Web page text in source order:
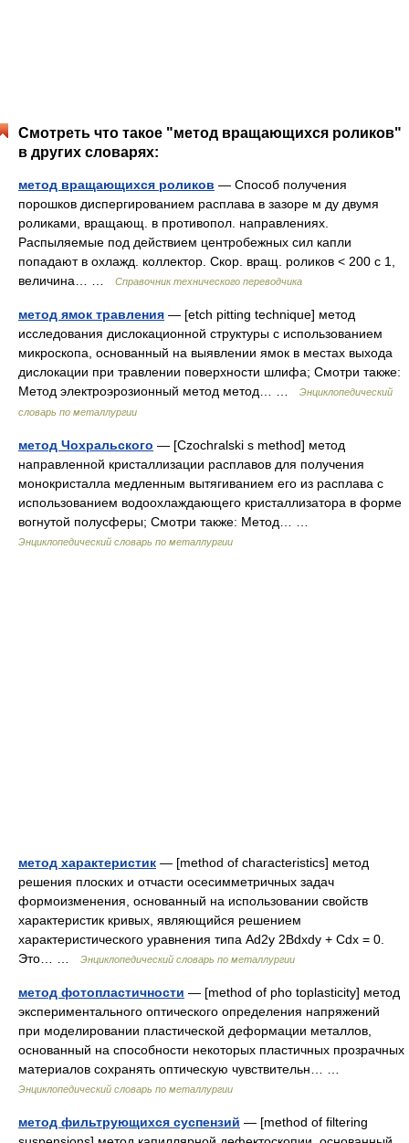
Смотреть что такое "метод вращающихся роликов"
в других словарях:
метод вращающихся роликов — Способ получения
порошков диспергированием расплава в зазоре м ду двумя
роликами, вращающ. в противопол. направлениях.
Распыляемые под действием центробежных сил капли
попадают в охлажд. коллектор. Скор. вращ. роликов < 200 с 1,
величина… …
Справочник технического переводчика
метод ямок травления — [etch pitting technique] метод
исследования дислокационной структуры с использованием
микроскопа, основанный на выявлении ямок в местах выхода
дислокации при травлении поверхности шлифа; Смотри также:
Метод электроэрозионный метод метод… …
Энциклопедический
словарь по металлургии
метод Чохральского — [Czochralski s method] метод
направленной кристаллизации расплавов для получения
монокристалла медленным вытягиванием его из расплава с
использованием водоохлаждающего кристаллизатора в форме
вогнутой полусферы; Смотри также: Метод… …
Энциклопедический словарь по металлургии
метод характеристик — [method of characteristics] метод
решения плоских и отчасти осесимметричных задач
формоизменения, основанный на использовании свойств
характеристик кривых, являющийся решением
характеристического уравнения типа Ad2y 2Bdxdy + Cdx = 0.
Это… …
Энциклопедический словарь по металлургии
метод фотопластичности — [method of pho toplasticity] метод
экспериментального оптического определения напряжений
при моделировании пластической деформации металлов,
основанный на способности некоторых пластичных прозрачных
материалов сохранять оптическую чувствительн… …
Энциклопедический словарь по металлургии
метод фильтрующихся суспензий — [method of filtering